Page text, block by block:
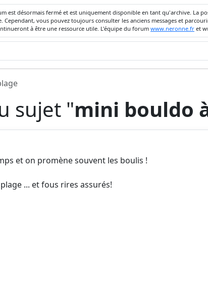
est désormais fermé et est uniquement disponible en tant qu'archive. La
vous pouvez toujours consulter les anciens messages et
à être une ressource utile. L'équipe du forum www.neronne.fr et
sujet "mini bouldo
et on promène souvent les boulis !
... et fous rires assurés!